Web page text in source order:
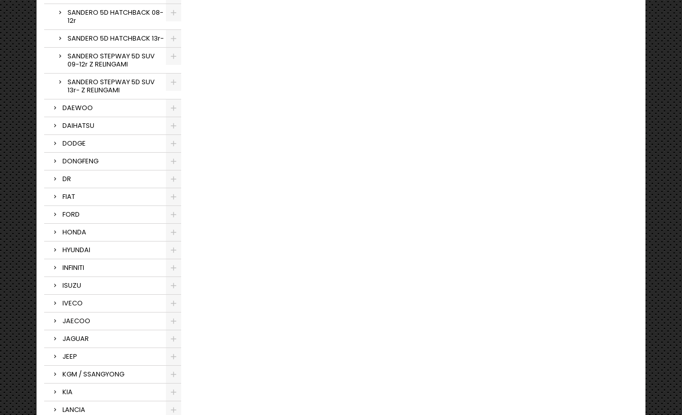
SANDERO 5D HATCHBACK 08-
12r
SANDERO 5D HATCHBACK 13r-
SANDERO STEPWAY 5D SUV
09-12r Z RELINGAMI
SANDERO STEPWAY 5D SUV
13r- Z RELINGAMI
DAEWOO
DAIHATSU
DODGE
DONGFENG
DR
FIAT
FORD
HONDA
HYUNDAI
INFINITI
ISUZU
IVECO
JAECOO
JAGUAR
JEEP
KGM / SSANGYONG
KIA
LANCIA